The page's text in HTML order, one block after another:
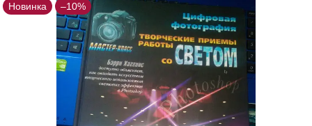
Новинка –10%